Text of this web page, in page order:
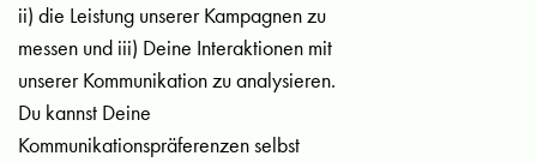
ii) die Leistung unserer Kampagnen zu
messen und iii) Deine Interaktionen mit
unserer Kommunikation zu analysieren.
Du kannst Deine
Kommunikationspräferenzen selbst